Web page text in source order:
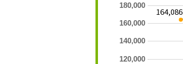
120,000
140,000
160,000
180,000
164,086